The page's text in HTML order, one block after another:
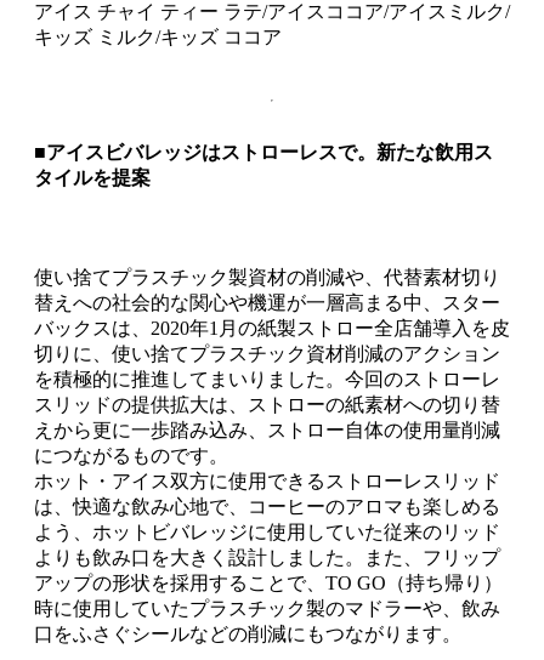
アイス チャイ ティー ラテ/アイスココア/アイスミルク/
キッズ ミルク/キッズ ココア
■アイスビバレッジはストローレスで。新たな飲用ス
タイルを提案
使い捨てプラスチック製資材の削減や、代替素材切り
替えへの社会的な関心や機運が一層高まる中、スター
バックスは、2020年1月の紙製ストロー全店舗導入を皮
切りに、使い捨てプラスチック資材削減のアクション
を積極的に推進してまいりました。今回のストローレ
スリッドの提供拡大は、ストローの紙素材への切り替
えから更に一歩踏み込み、ストロー自体の使用量削減
につながるものです。
ホット・アイス双方に使用できるストローレスリッド
は、快適な飲み心地で、コーヒーのアロマも楽しめる
よう、ホットビバレッジに使用していた従来のリッド
よりも飲み口を大きく設計しました。また、フリップ
アップの形状を採用することで、TO GO（持ち帰り）
時に使用していたプラスチック製のマドラーや、飲み
口をふさぐシールなどの削減にもつながります。